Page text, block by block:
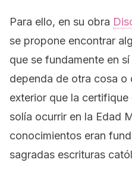
Para ello, en su obra
se propone encontrar
que se fundamente en
dependa de otra cosa o
exterior que la
solía ocurrir en la Edad
conocimientos eran
sagradas escrituras